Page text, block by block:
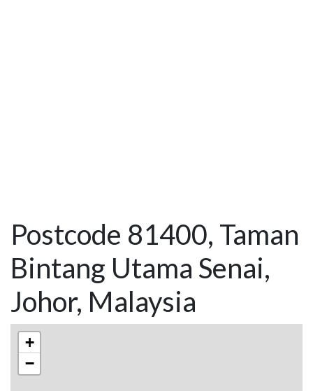
Postcode 81400, Taman
Bintang Utama Senai,
Johor, Malaysia
+
−